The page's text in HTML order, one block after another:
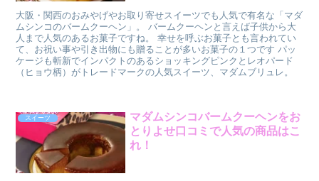
大阪・関西のおみやげやお取り寄せスイーツでも人気で有名な「マダ
ムシンコのバームクーヘン」。 バームクーヘンと言えば子供から大
人まで人気のあるお菓子ですね。 幸せを呼ぶお菓子とも言われてい
て、お祝い事や引き出物にも贈ることが多いお菓子の１つです パッ
ケージも斬新でインパクトのあるショッキングピンクとレオパード
（ヒョウ柄）がトレードマークの人気スイーツ、マダムブリュレ。
スイーツ
マダムシンコバームクーヘンをお
とりよせ口コミで人気の商品はこ
れ！